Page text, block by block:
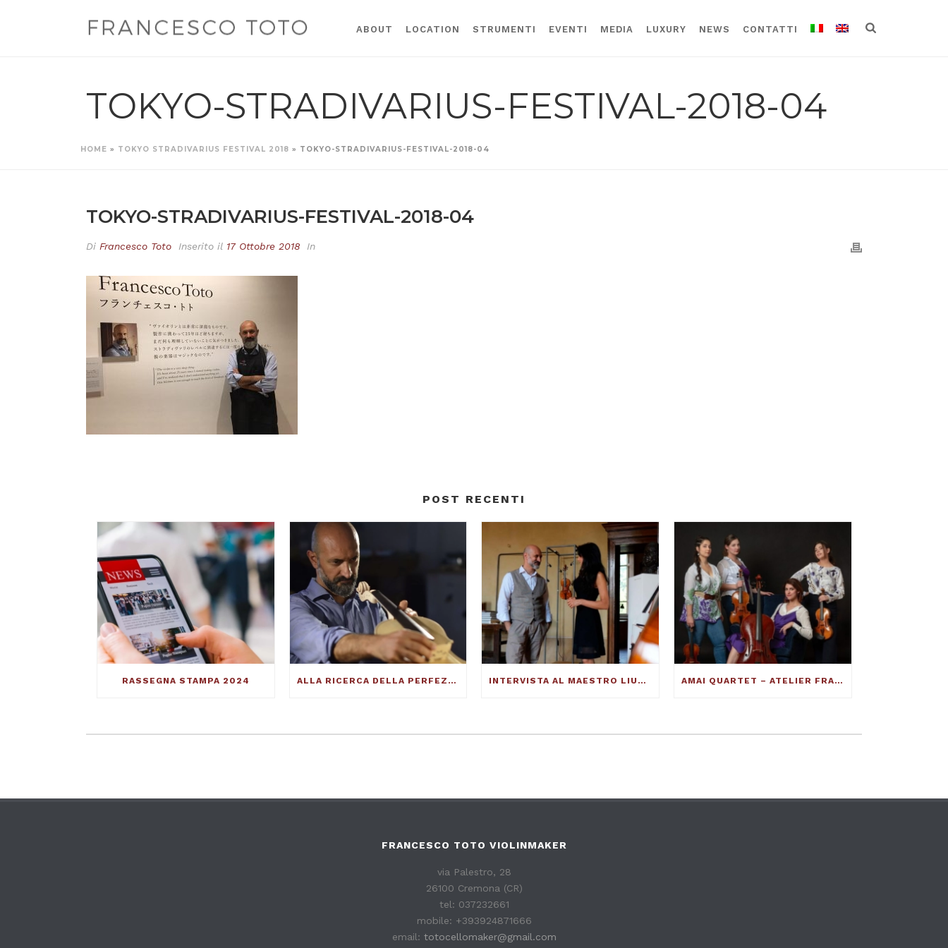
ABOUT LOCATION STRUMENTI EVENTI MEDIA LUXURY NEWS CONTATTI
TOKYO-STRADIVARIUS-FESTIVAL-2018-04
HOME » TOKYO STRADIVARIUS FESTIVAL 2018 » TOKYO-STRADIVARIUS-FESTIVAL-2018-04
TOKYO-STRADIVARIUS-FESTIVAL-2018-04
Di Francesco Toto Inserito il 17 Ottobre 2018 In
POST RECENTI
RASSEGNA STAMPA 2024 ALLA RICERCA DELLA PERFEZIONE DEL SUONO – FRANCESCO TOTO VIOLINMAKER – ARTICOLO SU THE DUCKER MAGAZINE INTERVISTA AL MAESTRO LIUTAIO FRANCESCO TOTO: ECCO COME SI COSTRUISCE UN VIOLINO ECCELLENTE AMAI QUARTET – ATELIER FRANCESCO TOTO
FRANCESCO TOTO VIOLINMAKER
via Palestro, 28
26100 Cremona (CR)
tel: 037232661
mobile: +393924871666
email: totocellomaker@gmail.com